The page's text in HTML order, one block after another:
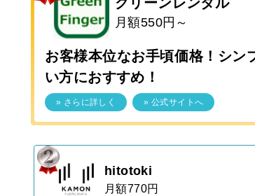
月額550円～
お客様本位なお手頃価格！シン
い方におすすめ！
» さらに詳しく » 公式サイトへ
hitotoki
月額770円